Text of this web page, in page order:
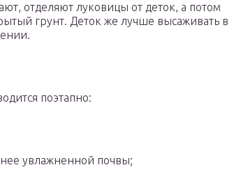
отделяют луковицы от деток, а потом
грунт. Деток же лучше высаживать в
поэтапно:
увлажненной почвы;